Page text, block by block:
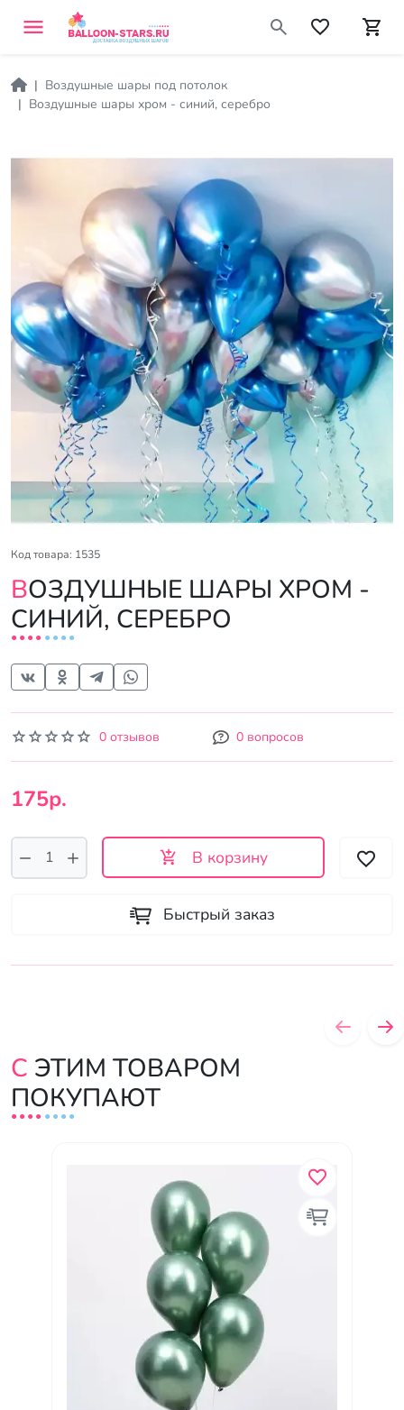
Воздушные шары под потолок
Воздушные шары хром - синий, серебро
Код товара: 1535
ВОЗДУШНЫЕ ШАРЫ ХРОМ -
СИНИЙ, СЕРЕБРО
0 отзывов 0 вопросов
175р.
В корзину
Быстрый заказ
С ЭТИМ ТОВАРОМ
ПОКУПАЮТ